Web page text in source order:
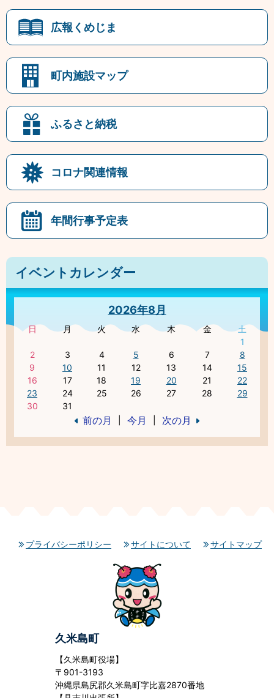
広報くめじま
町内施設マップ
ふるさと納税
コロナ関連情報
年間行事予定表
イベントカレンダー
2026年8月
日 月 火 水 木 金
土
1
2
3 4 5 6 7
8
9
10 11 12 13 14
15
16
17 18 19 20 21
22
23
24 25 26 27 28
29
30
31
前の月 今月 次の月
プライバシーポリシー サイトについて サイトマップ
久米島町
【久米島町役場】
〒901-3193
沖縄県島尻郡久米島町字比嘉2870番地